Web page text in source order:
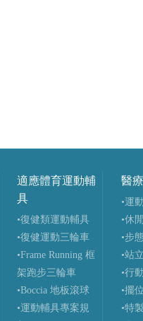
適應體育運動輔
具
•復健類運動輔具
•復健運動三輪車
•Frame Running 框
架跑步三輪車
•Boccia 地板滾球
•運動輔具專案規
醫
•運
•休
•步
•站
•行
•擺
•特